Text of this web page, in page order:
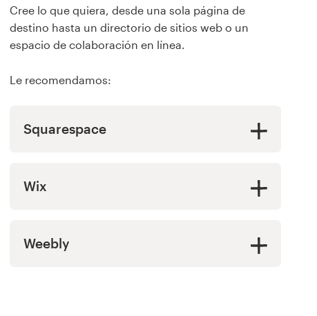
Cree lo que quiera, desde una sola página de
destino hasta un directorio de sitios web o un
espacio de colaboración en línea.
Le recomendamos:
Squarespace
Wix
Weebly